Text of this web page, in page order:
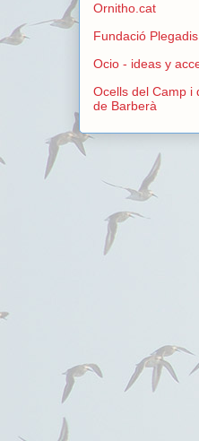
Ornitho.cat
Fundació Plegadis
Ocio - ideas y
Ocells del Camp i
de Barberà